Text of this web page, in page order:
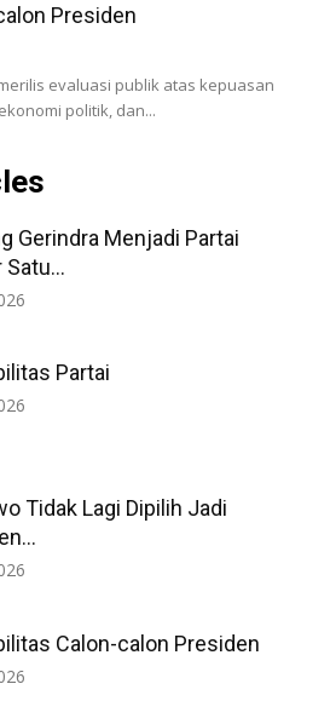
Presiden
evaluasi publik atas kepuasan
politik, dan...
Gerindra Menjadi Partai
Partai
Tidak Lagi Dipilih Jadi
Calon-calon Presiden